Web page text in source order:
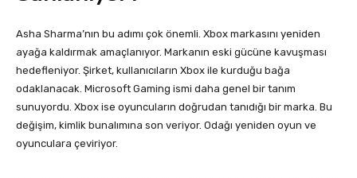
Asha Sharma’nın bu adımı çok önemli. Xbox markasını yeniden
ayağa kaldırmak amaçlanıyor. Markanın eski gücüne kavuşması
hedefleniyor. Şirket, kullanıcıların Xbox ile kurduğu bağa
odaklanacak. Microsoft Gaming ismi daha genel bir tanım
sunuyordu. Xbox ise oyuncuların doğrudan tanıdığı bir marka. Bu
değişim, kimlik bunalımına son veriyor. Odağı yeniden oyun ve
oyunculara çeviriyor.